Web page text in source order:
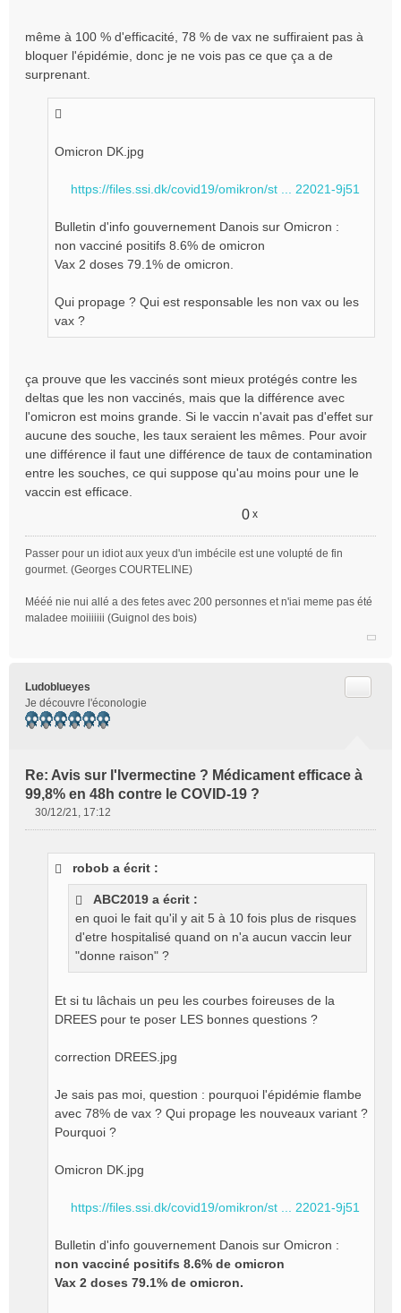
même à 100 % d'efficacité, 78 % de vax ne suffiraient pas à
bloquer l'épidémie, donc je ne vois pas ce que ça a de
surprenant.
Omicron DK.jpg
https://files.ssi.dk/covid19/omikron/st ... 22021-9j51
Bulletin d'info gouvernement Danois sur Omicron :
non vacciné positifs 8.6% de omicron
Vax 2 doses 79.1% de omicron.
Qui propage ? Qui est responsable les non vax ou les
vax ?
ça prouve que les vaccinés sont mieux protégés contre les
deltas que les non vaccinés, mais que la différence avec
l'omicron est moins grande. Si le vaccin n'avait pas d'effet sur
aucune des souche, les taux seraient les mêmes. Pour avoir
une différence il faut une différence de taux de contamination
entre les souches, ce qui suppose qu'au moins pour une le
vaccin est efficace.
0 x
Passer pour un idiot aux yeux d'un imbécile est une volupté de fin
gourmet. (Georges COURTELINE)
Mééé nie nui allé a des fetes avec 200 personnes et n'iai meme pas été
maladee moiiiiiii (Guignol des bois)
Ludoblueyes
Je découvre l'éconologie
Re: Avis sur l'Ivermectine ? Médicament efficace à
99,8% en 48h contre le COVID-19 ?
30/12/21, 17:12
robob a écrit :
ABC2019 a écrit :
en quoi le fait qu'il y ait 5 à 10 fois plus de risques
d'etre hospitalisé quand on n'a aucun vaccin leur
"donne raison" ?
Et si tu lâchais un peu les courbes foireuses de la
DREES pour te poser LES bonnes questions ?
correction DREES.jpg
Je sais pas moi, question : pourquoi l'épidémie flambe
avec 78% de vax ? Qui propage les nouveaux variant ?
Pourquoi ?
Omicron DK.jpg
https://files.ssi.dk/covid19/omikron/st ... 22021-9j51
Bulletin d'info gouvernement Danois sur Omicron :
non vacciné positifs 8.6% de omicron
Vax 2 doses 79.1% de omicron.